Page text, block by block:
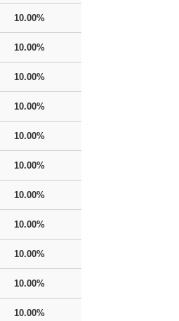
10.00%
10.00%
10.00%
10.00%
10.00%
10.00%
10.00%
10.00%
10.00%
10.00%
10.00%